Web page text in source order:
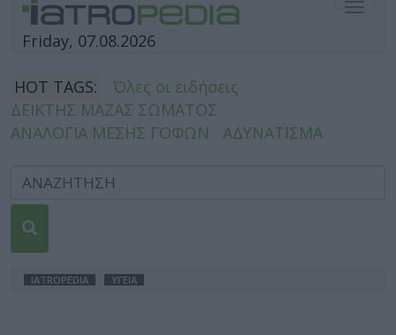
Friday, 07.08.2026
HOT TAGS:
Όλες οι ειδήσεις
ΔΕΙΚΤΗΣ ΜΑΖΑΣ ΣΩΜΑΤΟΣ
ΑΝΑΛΟΓΙΑ ΜΕΣΗΣ ΓΟΦΩΝ
ΑΔΥΝΑΤΙΣΜΑ
IATROPEDIA ΥΓΕΙΑ